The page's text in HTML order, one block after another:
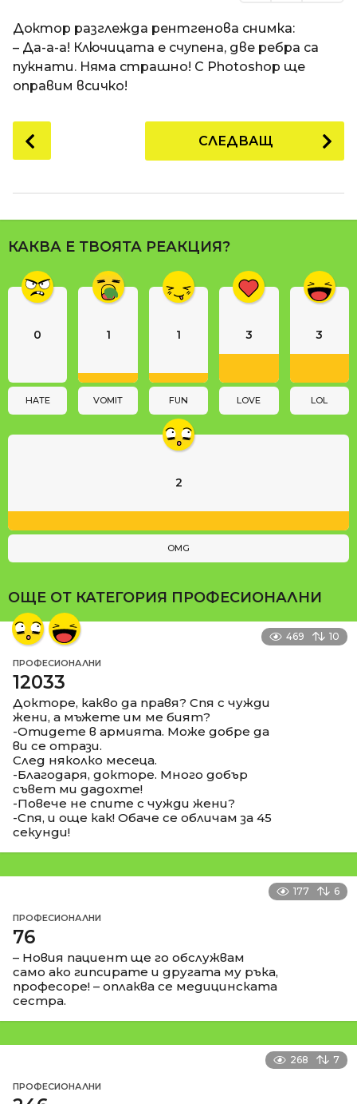
Доктор разглежда рентгенова снимка:
– Да-а-а! Ключицата е счупена, две ребра са
пукнати. Няма страшно! С Photoshop ще
оправим всичко!
o
P
a
g
n
o
СЛЕДВАЩ
КАКВА Е ТВОЯТА РЕАКЦИЯ?
0
HATE
1
VOMIT
1
FUN
3
LOVE
3
LOL
2
OMG
ОЩЕ ОТ КАТЕГОРИЯ ПРОФЕСИОНАЛНИ
469 10
ПРОФЕСИОНАЛНИ
12033
Докторе, какво да правя? Спя с чужди
жени, а мъжете им ме бият?
-Отидете в армията. Може добре да
ви се отрази.
След няколко месеца.
-Благодаря, докторе. Много добър
съвет ми дадохте!
-Повече не спите с чужди жени?
-Спя, и още как! Обаче се обличам за 45
секунди!
177 6
ПРОФЕСИОНАЛНИ
76
– Новия пациент ще го обслужвам
само ако гипсирате и другата му ръка,
професоре! – оплаква се медицинската
сестра.
268 7
ПРОФЕСИОНАЛНИ